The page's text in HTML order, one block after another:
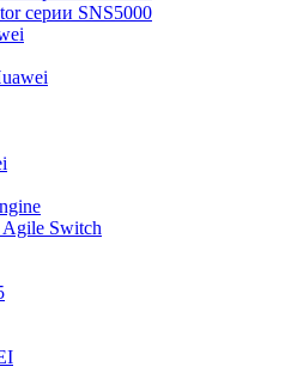
серии SNS5000
Switch